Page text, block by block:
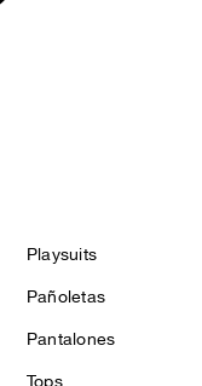
Playsuits
Pañoletas
Pantalones